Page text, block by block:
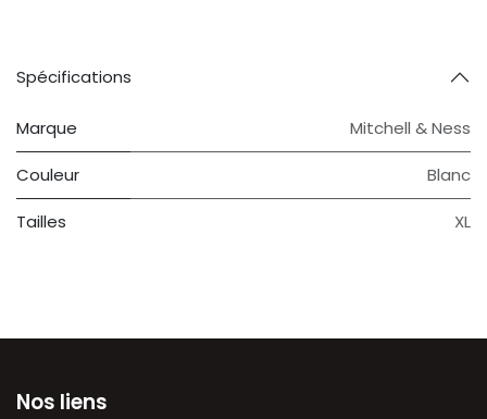
Spécifications
Marque Mitchell & Ness
Couleur Blanc
Tailles XL
Nos liens